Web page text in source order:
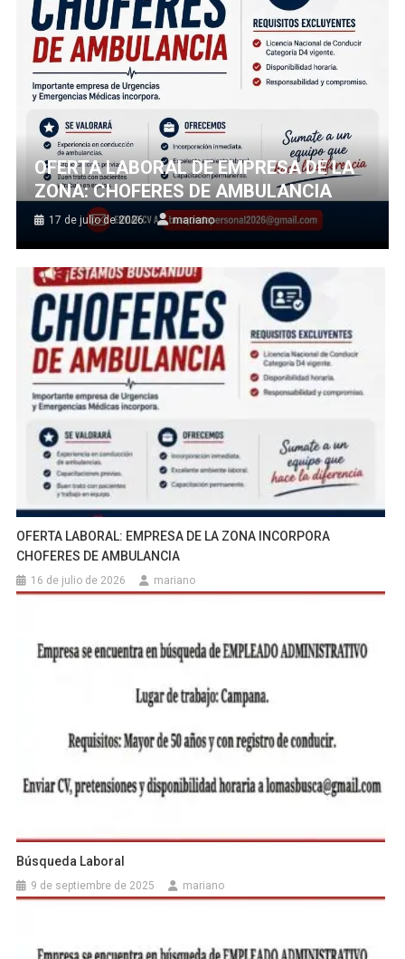
OFERTA LABORAL DE EMPRESA DE LA
ZONA: CHOFERES DE AMBULANCIA
17 de julio de 2026 mariano
OFERTA LABORAL: EMPRESA DE LA ZONA INCORPORA
CHOFERES DE AMBULANCIA
16 de julio de 2026 mariano
Búsqueda Laboral
9 de septiembre de 2025 mariano